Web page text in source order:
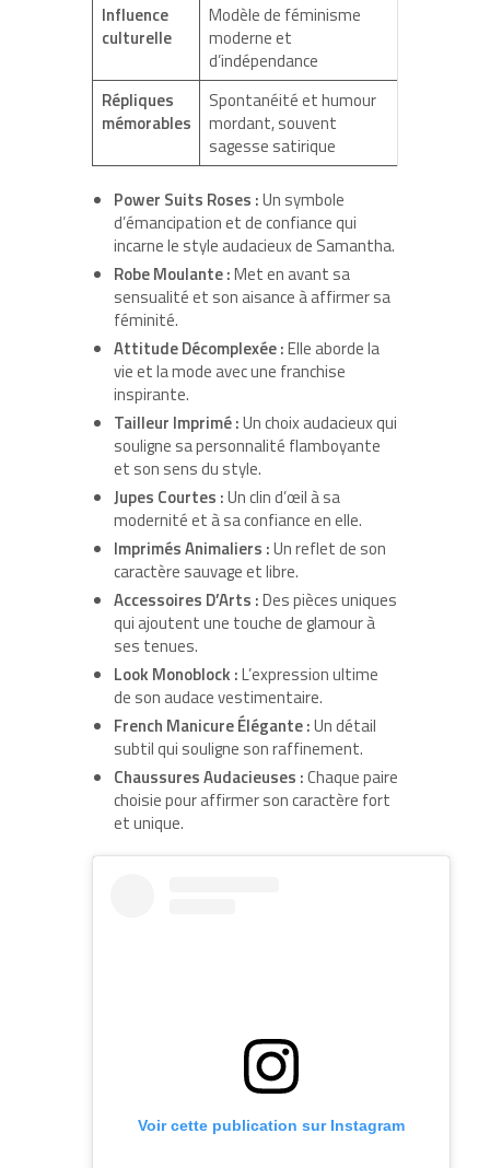
Influence
culturelle
Modèle de féminisme
moderne et
d’indépendance
Répliques
mémorables
Spontanéité et humour
mordant, souvent
sagesse satirique
Power Suits Roses :Un symbole
d’émancipation et de confiance qui
incarne le style audacieux de Samantha.
Robe Moulante :Met en avant sa
sensualité et son aisance à affirmer sa
féminité.
Attitude Décomplexée :Elle aborde la
vie et la mode avec une franchise
inspirante.
Tailleur Imprimé :Un choix audacieux qui
souligne sa personnalité flamboyante
et son sens du style.
Jupes Courtes :Un clin d’œil à sa
modernité et à sa confiance en elle.
Imprimés Animaliers :Un reflet de son
caractère sauvage et libre.
Accessoires D’Arts :Des pièces uniques
qui ajoutent une touche de glamour à
ses tenues.
Look Monoblock :L’expression ultime
de son audace vestimentaire.
French Manicure Élégante :Un détail
subtil qui souligne son raffinement.
Chaussures Audacieuses :Chaque paire
choisie pour affirmer son caractère fort
et unique.
Voir cette publication sur Instagram